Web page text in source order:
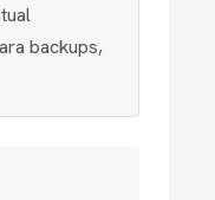
backups,